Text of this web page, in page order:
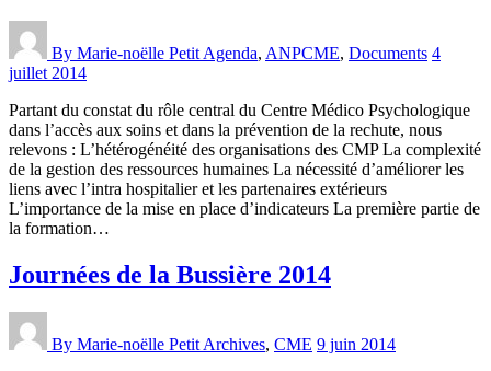
By Marie-noëlle Petit Agenda, ANPCME, Documents 4
juillet 2014
Partant du constat du rôle central du Centre Médico Psychologique
dans l’accès aux soins et dans la prévention de la rechute, nous
relevons : L’hétérogénéité des organisations des CMP La complexité
de la gestion des ressources humaines La nécessité d’améliorer les
liens avec l’intra hospitalier et les partenaires extérieurs
L’importance de la mise en place d’indicateurs La première partie de
la formation…
Journées de la Bussière 2014
By Marie-noëlle Petit Archives, CME 9 juin 2014